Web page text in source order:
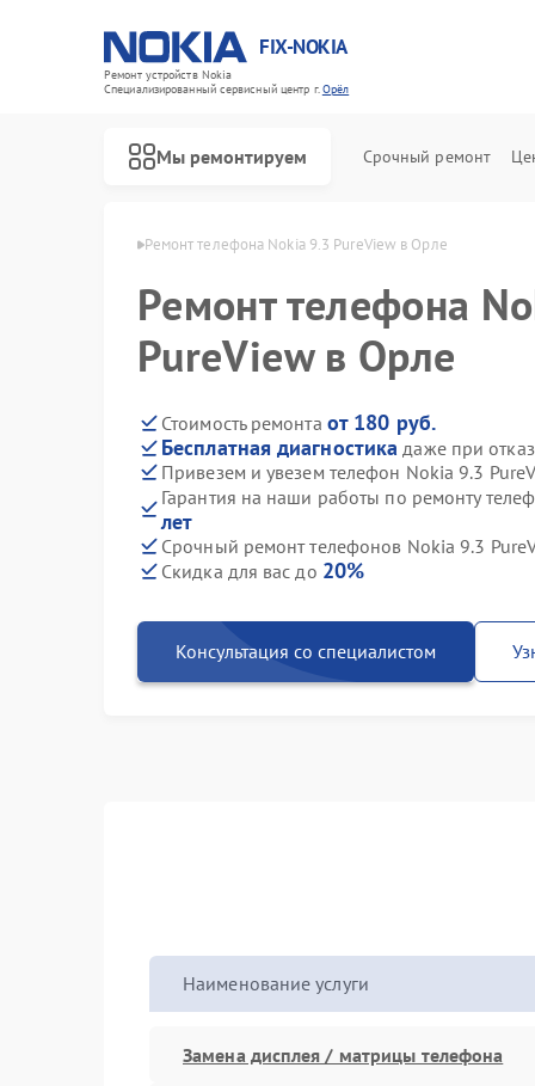
FIX-NOKIA
Ремонт устройств Nokia
Специализированный cервисный центр г.Орёл
Мы ремонтируем Срочный ремонт
Ремонт телефона Nokia 9.3 PureView в Орле
Ремонт телефона
PureView в Орле
Стоимость ремонта от 180 руб.
Бесплатная диагностика даже при
Привезем и увезем телефон Nokia 9.3
Гарантия на наши работы по ремонту
лет
Срочный ремонт телефонов Nokia 9.3
Скидка для вас до 20%
Консультация со специалистом
Наименование услуги
Замена дисплея / матрицы телефона